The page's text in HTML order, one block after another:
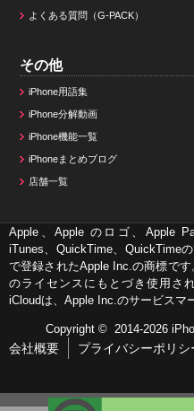
よくある質問（G-PACK）
その他
iPhone用語集
iPhone分解動画
iPhone機能一覧
iPhoneまとめブログ
店舗一覧
Apple、Apple のロゴ、Apple
iTunes、QuickTime、QuickTime
で登録されたApple Inc.の商標で
のライセンスにもとづき使用さ
iCloudは、Apple Inc.のサービスマ
Copyright © 2014-2026
会社概要 プライバシーポリシ